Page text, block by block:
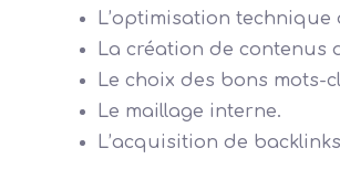
L’optimisation technique
La création de contenus
Le choix des bons mots-
Le maillage interne.
L’acquisition de